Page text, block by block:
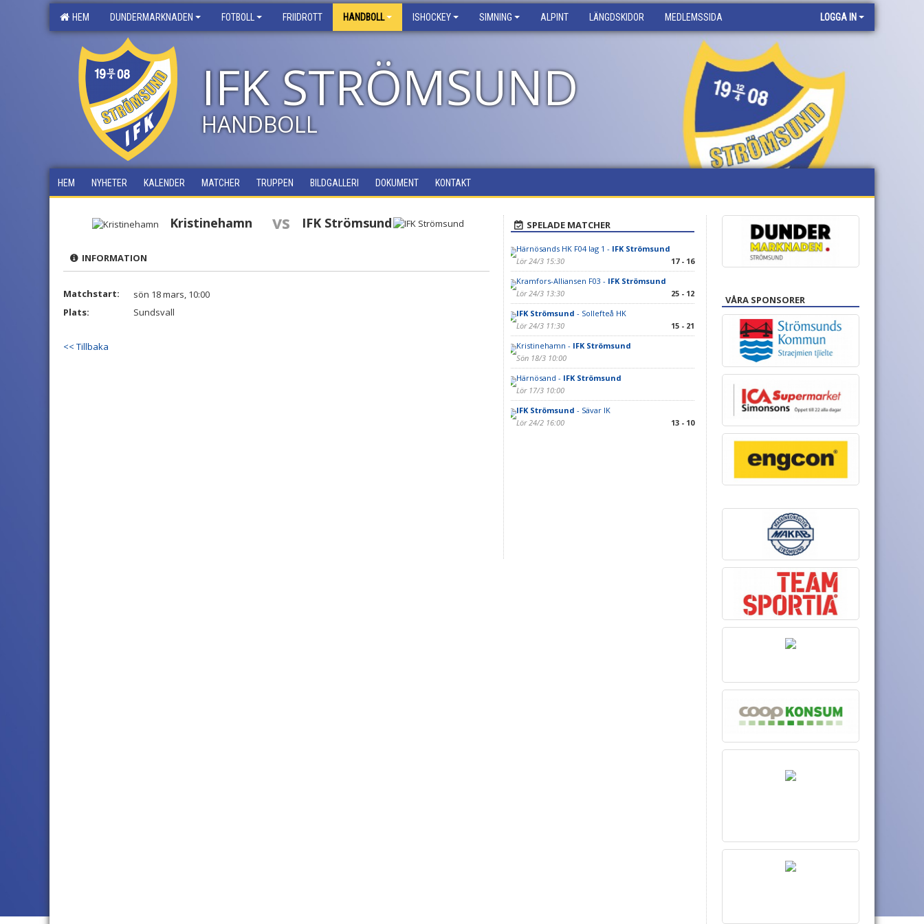
HEM DUNDERMARKNADEN FOTBOLL FRIIDROTT HANDBOLL ISHOCKEY SIMNING ALPINT LÄNGDSKIDOR MEDLEMSSIDA LOGGA IN
IFK STRÖMSUND
HANDBOLL
HEM NYHETER KALENDER MATCHER TRUPPEN BILDGALLERI DOKUMENT KONTAKT
Kristinehamn vs IFK Strömsund
INFORMATION
Matchstart:
sön 18 mars, 10:00
Plats:
Sundsvall
<< Tillbaka
SPELADE MATCHER
Härnösands HK F04 lag 1 - IFK Strömsund
Lör 24/3 15:30
17 - 16
Kramfors-Alliansen F03 - IFK Strömsund
Lör 24/3 13:30
25 - 12
IFK Strömsund - Sollefteå HK
Lör 24/3 11:30
15 - 21
Kristinehamn - IFK Strömsund
Sön 18/3 10:00
Härnösand - IFK Strömsund
Lör 17/3 10:00
IFK Strömsund - Sävar IK
Lör 24/2 16:00
13 - 10
VÅRA SPONSORER